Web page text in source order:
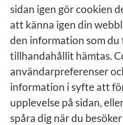
sidan igen gör cookien
att känna igen din
den information som du
tillhandahållit hämtas.
användarpreferenser
information i syfte att
upplevelse på sidan,
spåra dig när du